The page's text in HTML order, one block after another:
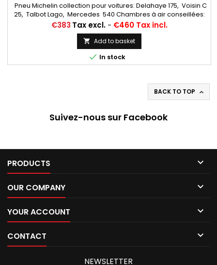
Pneu Michelin collection pour voitures: Delahaye 175, Voisin C
25, Talbot Lago, Mercedes 540 Chambres à air conseillées:
17/18 H RET (valvage oblique)... Autres apellations: 6,00-18;
6,50-18; 6,00x18; 6,50x18; 6,00/6,50-18; 600x18; 650x18;
6,00/6,50*18; 6,00*18
Price
€383 Tax excl.- €460 Tax incl.
 Add to basket
 In stock
BACK TO TOP 
Suivez-nous sur Facebook
PRODUCTS 
OUR COMPANY 
YOUR ACCOUNT 
CONTACT 
NEWSLETTER